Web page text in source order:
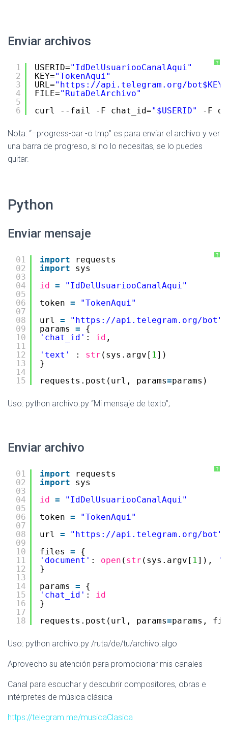
Enviar archivos
?
1
2
3
4
5
6
USERID="IdDelUsuariooCanalAqui"
KEY="TokenAqui"
URL=" https://api.telegram.org/bot
FILE="RutaDelArchivo"
curl --fail -F chat_id="$USERID" -F
Nota: “–progress-bar -o tmp” es para enviar el archivo y ver
una barra de progreso, si no lo necesitas, se lo puedes
quitar.
Python
Enviar mensaje
?
01
02
03
04
05
06
07
08
09
10
11
12
13
14
15
import
requests
import
sys
id =
"IdDelUsuariooCanalAqui"
token =
"TokenAqui"
url = " https://api.telegram.org/bot "
params =
{
'chat_id' : id ,
'text'
: str (sys.argv[ 1])
}
requests.post(url, params=params)
Uso: python archivo.py “Mi mensaje de texto”;
Enviar archivo
?
01
02
03
04
05
06
07
08
09
10
11
12
13
14
15
16
17
18
import
requests
import
sys
id =
"IdDelUsuariooCanalAqui"
token =
"TokenAqui"
url = " https://api.telegram.org/bot "
files =
{
'document' : open ( str (sys.argv[ 1]),
}
params =
{
'chat_id' : id
}
requests.post(url, params=params,
Uso: python archivo.py /ruta/de/tu/archivo.algo
Aprovecho su atención para promocionar mis canales
Canal para escuchar y descubrir compositores, obras e
intérpretes de música clásica
https://telegram.me/musicaClasica